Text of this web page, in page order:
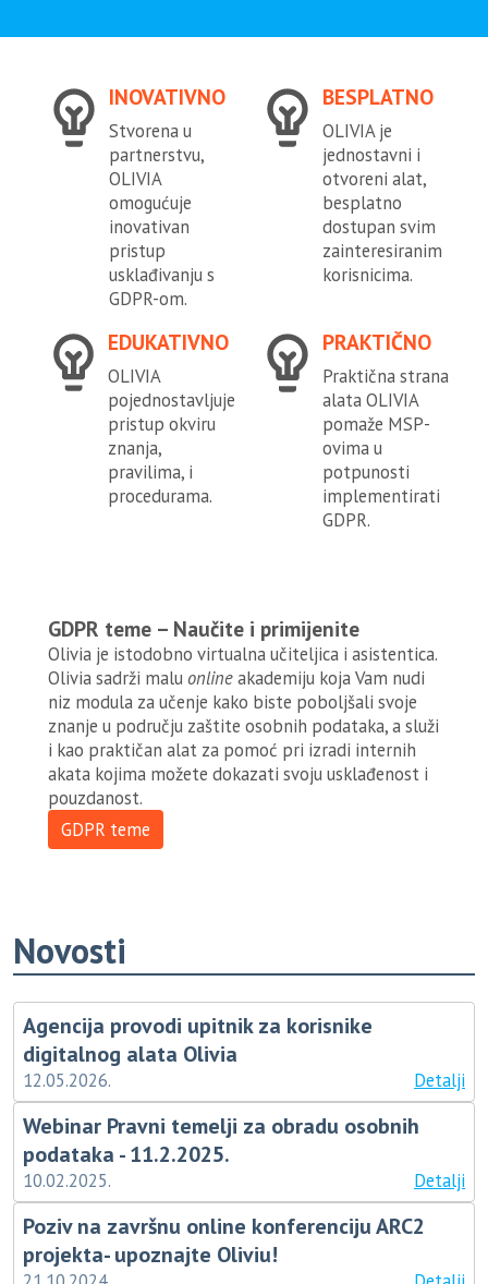
INOVATIVNO
Stvorena u
partnerstvu,
OLIVIA
omogućuje
inovativan
pristup
usklađivanju s
GDPR-om.
BESPLATNO
OLIVIA je
jednostavni i
otvoreni alat,
besplatno
dostupan svim
zainteresiranim
korisnicima.
EDUKATIVNO
OLIVIA
pojednostavljuje
pristup okviru
znanja,
pravilima, i
procedurama.
PRAKTIČNO
Praktična strana
alata OLIVIA
pomaže MSP-
ovima u
potpunosti
implementirati
GDPR.
GDPR teme – Naučite i primijenite
Olivia je istodobno virtualna učiteljica i asistentica.
Olivia sadrži malu onlineakademiju koja Vam nudi
niz modula za učenje kako biste poboljšali svoje
znanje u području zaštite osobnih podataka, a služi
i kao praktičan alat za pomoć pri izradi internih
akata kojima možete dokazati svoju usklađenost i
pouzdanost.
GDPR teme
Novosti
Agencija provodi upitnik za korisnike
digitalnog alata Olivia
12.05.2026. Detalji
Webinar Pravni temelji za obradu osobnih
podataka - 11.2.2025.
10.02.2025. Detalji
Poziv na završnu online konferenciju ARC2
projekta- upoznajte Oliviu!